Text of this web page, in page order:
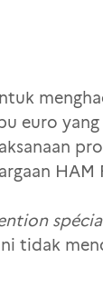
euro
tidak